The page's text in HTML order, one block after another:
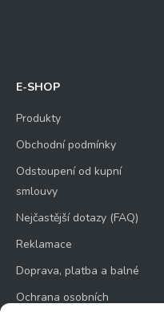
E-SHOP
Produkty
Obchodní podmínky
Odstoupení od kupní
smlouvy
Nejčastější dotazy (FAQ)
Reklamace
Doprava, platba a balné
Ochrana osobních